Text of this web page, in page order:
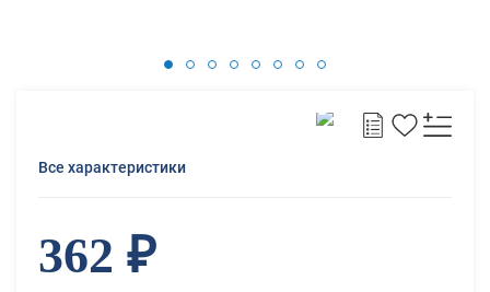
Все характеристики
362 ₽